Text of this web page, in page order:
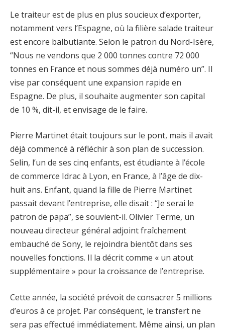
Le traiteur est de plus en plus soucieux d’exporter,
notamment vers l’Espagne, où la filière salade traiteur
est encore balbutiante. Selon le patron du Nord-Isère,
“Nous ne vendons que 2 000 tonnes contre 72 000
tonnes en France et nous sommes déjà numéro un”. Il
vise par conséquent une expansion rapide en
Espagne. De plus, il souhaite augmenter son capital
de 10 %, dit-il, et envisage de le faire.
Pierre Martinet était toujours sur le pont, mais il avait
déjà commencé à réfléchir à son plan de succession.
Selin, l’un de ses cinq enfants, est étudiante à l’école
de commerce Idrac à Lyon, en France, à l’âge de dix-
huit ans. Enfant, quand la fille de Pierre Martinet
passait devant l’entreprise, elle disait : “Je serai le
patron de papa”, se souvient-il. Olivier Terme, un
nouveau directeur général adjoint fraîchement
embauché de Sony, le rejoindra bientôt dans ses
nouvelles fonctions. Il la décrit comme « un atout
supplémentaire » pour la croissance de l’entreprise.
Cette année, la société prévoit de consacrer 5 millions
d’euros à ce projet. Par conséquent, le transfert ne
sera pas effectué immédiatement. Même ainsi, un plan